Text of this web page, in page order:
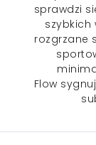
sprawdzi
szybkich
rozgrzane
Flow